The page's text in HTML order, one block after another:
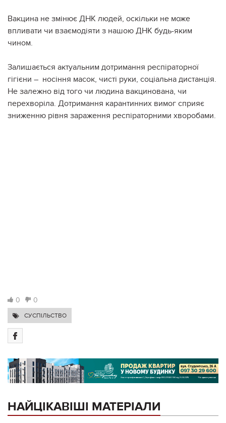
Вакцина не змінює ДНК людей, оскільки не може
впливати чи взаємодіяти з нашою ДНК будь-яким
чином.
Залишається актуальним дотримання респіраторної
гігієни – носіння масок, чисті руки, соціальна дистанція.
Не залежно від того чи людина вакцинована, чи
перехворіла. Дотримання карантинних вимог сприяє
зниженню рівня зараження респіраторними хворобами.
0 0
СУСПІЛЬСТВО
НАЙЦІКАВІШІ МАТЕРІАЛИ